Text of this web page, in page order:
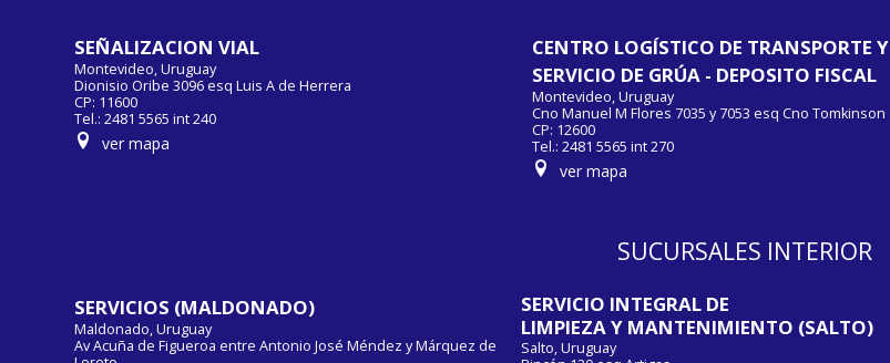
SEÑALIZACION VIAL
Montevideo, Uruguay
Dionisio Oribe 3096 esq Luis A de Herrera
CP: 11600
Tel.: 2481 5565 int 240
ver mapa
CENTRO LOGÍSTICO DE TRANSPORTE Y
SERVICIO DE GRÚA - DEPOSITO FISCAL
Montevideo, Uruguay
Cno Manuel M Flores 7035 y 7053 esq Cno Tomkinson
CP: 12600
Tel.: 2481 5565 int 270
ver mapa
SUCURSALES INTERIOR
SERVICIOS (MALDONADO)
Maldonado, Uruguay
Av Acuña de Figueroa entre Antonio José Méndez y Márquez de
SERVICIO INTEGRAL DE
LIMPIEZA Y MANTENIMIENTO (SALTO)
Salto, Uruguay